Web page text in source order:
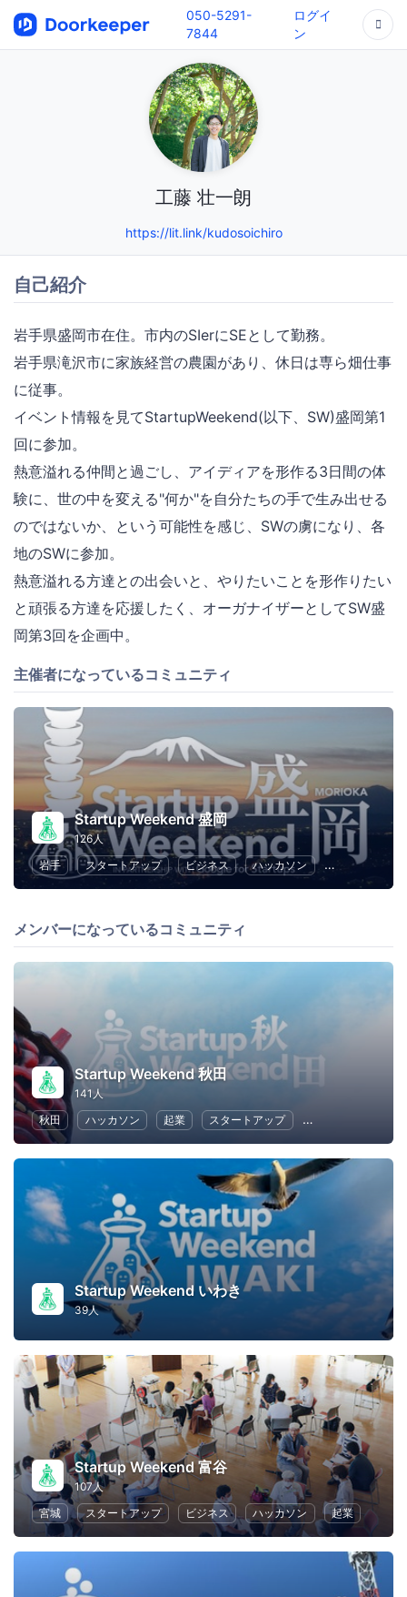
050-5291-
7844
ログイ
ン
工藤 壮一朗
https://lit.link/kudosoichiro
自己紹介
岩手県盛岡市在住。市内のSIerにSEとして勤務。
岩手県滝沢市に家族経営の農園があり、休日は専ら畑仕事
に従事。
イベント情報を見てStartupWeekend(以下、SW)盛岡第1
回に参加。
熱意溢れる仲間と過ごし、アイディアを形作る3日間の体
験に、世の中を変える"何か"を自分たちの手で生み出せる
のではないか、という可能性を感じ、SWの虜になり、各
地のSWに参加。
熱意溢れる方達との出会いと、やりたいことを形作りたい
と頑張る方達を応援したく、オーガナイザーとしてSW盛
岡第3回を企画中。
主催者になっているコミュニティ
Startup Weekend 盛岡
126人
岩手
スタートアップ ビジネス ハッカソン 起業
メンバーになっているコミュニティ
Startup Weekend 秋田
141人
秋田
ハッカソン 起業 スタートアップ ビジネス
Startup Weekend いわき
39人
Startup Weekend 富谷
107人
宮城
スタートアップ ビジネス ハッカソン 起業